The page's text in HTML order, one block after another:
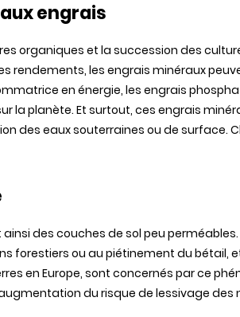
auxengrais
organiques et la succession des
rendements, les engrais minéraux
en énergie, les engrais
la planète. Et surtout, ces engrais
des eauxsouterraines ou de surface.
ainsi des couches de sol peu perméables
forestiers ou au piétinement du bétail,
en Europe,sont concernés par ce
du risque de lessivage des